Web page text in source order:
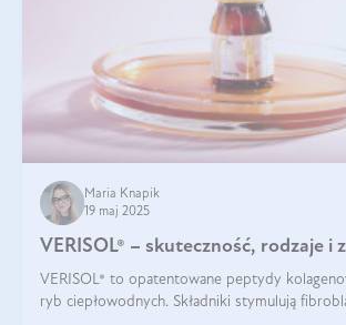
Maria Knapik
19 maj 2025
VERISOL® – skuteczność, rodzaje i
VERISOL® to opatentowane peptydy
ryb ciepłowodnych. Składniki stymulują fibroblasty do